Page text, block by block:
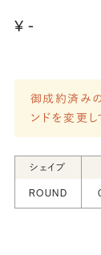
¥ -
御成約済み
ンドを変更し
シェイプ
ROUND